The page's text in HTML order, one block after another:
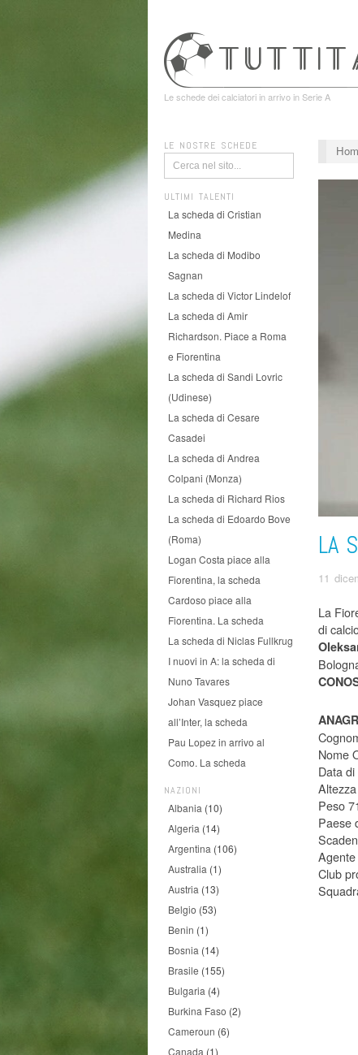
Le schede dei calciatori in arrivo in Serie A
LE NOSTRE SCHEDE
ULTIMI TALENTI
La scheda di Cristian
Medina
La scheda di Modibo
Sagnan
La scheda di Victor Lindelof
La scheda di Amir
Richardson. Piace a Roma
e Fiorentina
La scheda di Sandi Lovric
(Udinese)
La scheda di Cesare
Casadei
La scheda di Andrea
Colpani (Monza)
La scheda di Richard Rios
La scheda di Edoardo Bove
(Roma)
Logan Costa piace alla
Fiorentina, la scheda
Cardoso piace alla
Fiorentina. La scheda
La scheda di Niclas Fullkrug
I nuovi in A: la scheda di
Nuno Tavares
Johan Vasquez piace
all’Inter, la scheda
Pau Lopez in arrivo al
Como. La scheda
NAZIONI
Albania (10)
Algeria (14)
Argentina (106)
Australia (1)
Austria (13)
Belgio (53)
Benin (1)
Bosnia (14)
Brasile (155)
Bulgaria (4)
Burkina Faso (2)
Cameroun (6)
Canada (1)
LA
11
La
di
Nome
Data
Peso
Paese
Club